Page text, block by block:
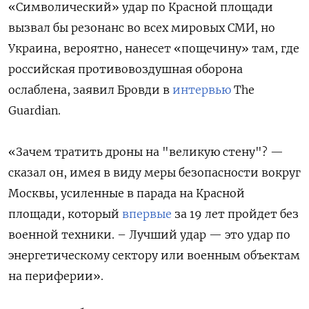
«Символический» удар по Красной площади
вызвал бы резонанс во всех мировых СМИ, но
Украина, вероятно, нанесет «пощечину» там, где
российская противовоздушная оборона
ослаблена, заявил Бровди в интервью The
Guardian.
«Зачем тратить дроны на "великую стену"? —
сказал он, имея в виду меры безопасности вокруг
Москвы, усиленные в парада на Красной
площади, который впервые за 19 лет пройдет без
военной техники. – Лучший удар — это удар по
энергетическому сектору или военным объектам
на периферии».